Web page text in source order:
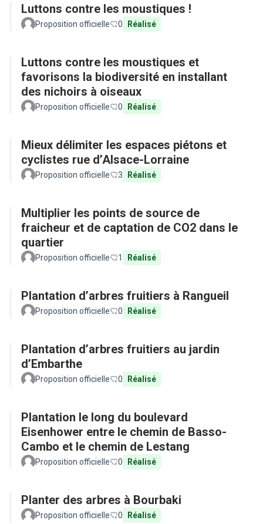
Luttons contre les moustiques !
Proposition officielle 0 Réalisé
Luttons contre les moustiques et
favorisons la biodiversité en installant
des nichoirs à oiseaux
Proposition officielle 0 Réalisé
Mieux délimiter les espaces piétons et
cyclistes rue d’Alsace-Lorraine
Proposition officielle 3 Réalisé
Multiplier les points de source de
fraicheur et de captation de CO2 dans le
quartier
Proposition officielle 1 Réalisé
Plantation d’arbres fruitiers à Rangueil
Proposition officielle 0 Réalisé
Plantation d’arbres fruitiers au jardin
d’Embarthe
Proposition officielle 0 Réalisé
Plantation le long du boulevard
Eisenhower entre le chemin de Basso-
Cambo et le chemin de Lestang
Proposition officielle 0 Réalisé
Planter des arbres à Bourbaki
Proposition officielle 0 Réalisé